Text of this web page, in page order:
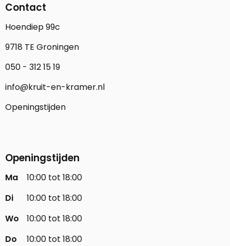
Contact
Hoendiep 99c
9718 TE Groningen
050 - 312 15 19
info@kruit-en-kramer.nl
Openingstijden
Openingstijden
Ma
10:00 tot 18:00
Di
10:00 tot 18:00
Wo
10:00 tot 18:00
Do
10:00 tot 18:00